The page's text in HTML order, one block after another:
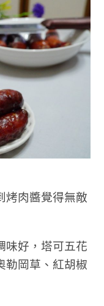
烤肉醬覺得無敵
味好，塔可五花
勒岡草、紅胡椒